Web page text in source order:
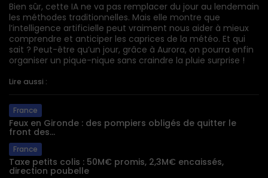
Bien sûr, cette IA ne va pas remplacer du jour au lendemain
les méthodes traditionnelles. Mais elle montre que
l’intelligence artificielle peut vraiment nous aider à mieux
comprendre et anticiper les caprices de la météo. Et qui
sait ? Peut-être qu’un jour, grâce à Aurora, on pourra enfin
organiser un pique-nique sans craindre la pluie surprise !
Lire aussi :
France
Feux en Gironde : des pompiers obligés de quitter le
front des...
France
Taxe petits colis : 50M€ promis, 2,3M€ encaissés,
direction poubelle